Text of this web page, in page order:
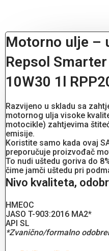
Motorno ulje –
Repsol
10W30 1l
Razvijeno u skladu sa
motornog ulja visoke
motocikle) zahtjevima
emisije.
Koristite samo kada ovaj
preporučuje proizvođač
To nudi uštedu goriva do
čime jamči uštedu pri
Nivo kvaliteta,
HMEOC
JASO T-903:2016 MA2*
API SL
*Zvanično/formalno